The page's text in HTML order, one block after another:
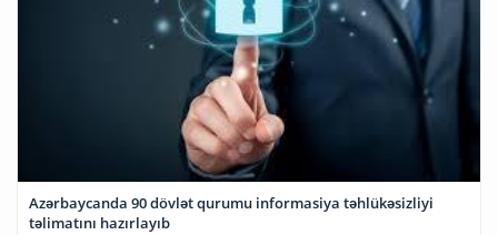
Azərbaycanda 90 dövlət qurumu informasiya təhlükəsizliyi
təlimatını hazırlayıb